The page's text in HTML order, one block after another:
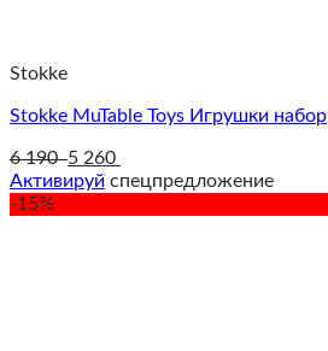
Stokke
Stokke MuTable Toys Игрушки набор
6 190 5 260
Активируй спецпредложение
-15%